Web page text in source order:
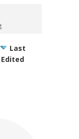
Last
Edited